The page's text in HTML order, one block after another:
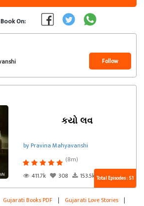
On:
Follow
કયો લવ
by Pravina Mahyavanshi
(8m)
411.7k
308 153.5k Total Episodes : 51
Gujarati Books PDF | Gujarati Love Stories |